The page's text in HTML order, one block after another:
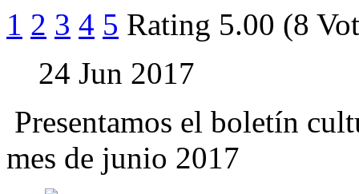
1 2 3 4 5 Rating 5.00 (8
24 Jun 2017
Presentamos el boletín
mes de junio 2017